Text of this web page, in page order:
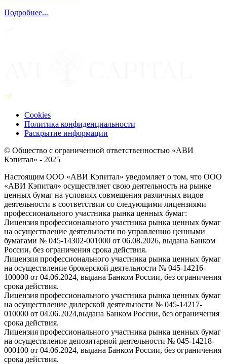
Подробнее...
Cookies
Политика конфиденциальности
Раскрытие информации
© Общество с ограниченной ответственностью «АВИ
Кэпитал» - 2025
Настоящим ООО «АВИ Кэпитал» уведомляет о том, что ООО
«АВИ Кэпитал» осуществляет свою деятельность на рынке
ценных бумаг на условиях совмещения различных видов
деятельности в соответствии со следующими лицензиями
профессионального участника рынка ценных бумаг:
Лицензия профессионального участника рынка ценных бумаг
на осуществление деятельности по управлению ценными
бумагами № 045-14302-001000 от 06.08.2026, выдана Банком
России, без ограничения срока действия.
Лицензия профессионального участника рынка ценных бумаг
на осуществление брокерской деятельности № 045-14216-
100000 от 04.06.2024, выдана Банком России, без ограничения
срока действия.
Лицензия профессионального участника рынка ценных бумаг
на осуществление дилерской деятельности № 045-14217-
010000 от 04.06.2024,выдана Банком России, без ограничения
срока действия.
Лицензия профессионального участника рынка ценных бумаг
на осуществление депозитарной деятельности № 045-14218-
000100 от 04.06.2024, выдана Банком России, без ограничения
срока действия.